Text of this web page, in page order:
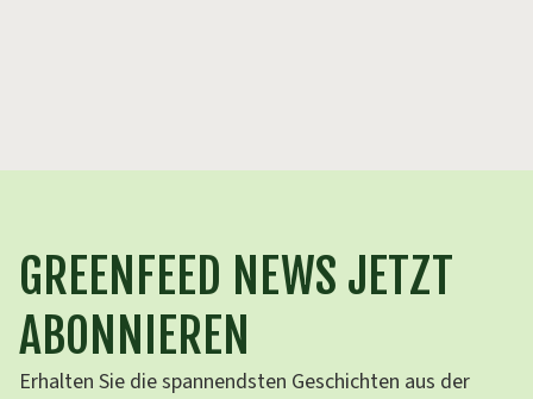
GREENFEED NEWS JETZT
ABONNIEREN
Erhalten Sie die spannendsten Geschichten aus der